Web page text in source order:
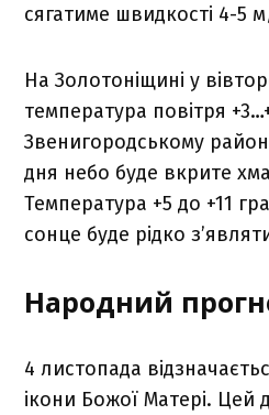
сягатиме швидкості 4-5
На Золотоніщині у
температура повітря
Звенигородському
дня небо буде вкрите
Температура +5 до +11
сонце буде рідко
Народний
4 листопада
ікони Божої Матері. Цей